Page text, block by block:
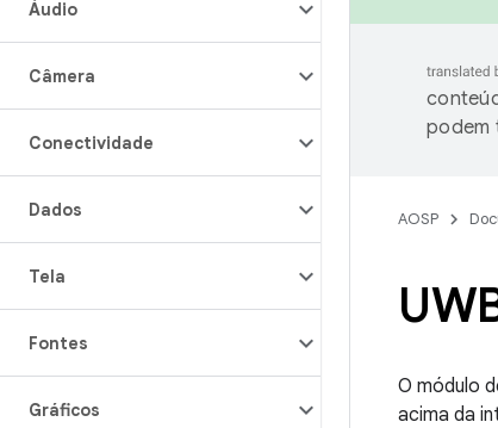
Áudio
Câmera
Conectividade
Dados
Tela
Fontes
Gráficos
podem
AOSP
O módulo
acima da